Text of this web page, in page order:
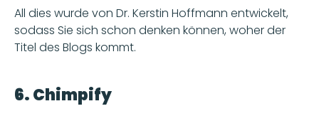
All dies wurde von Dr. Kerstin Hoffmann entwickelt,
sodass Sie sich schon denken können, woher der
Titel des Blogs kommt.
6. Chimpify